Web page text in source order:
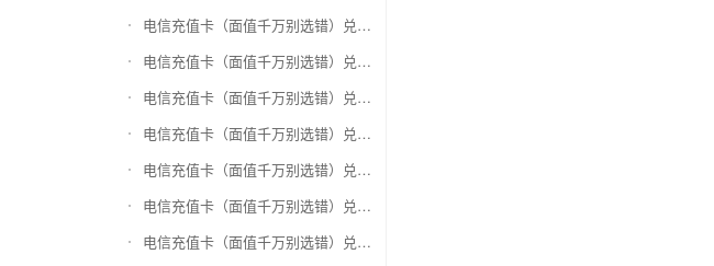
电信充值卡（面值千万别选错）兑换商盟卡
电信充值卡（面值千万别选错）兑换赢点生活卡
电信充值卡（面值千万别选错）兑换智惠卡
电信充值卡（面值千万别选错）兑换途牛商旅卡
电信充值卡（面值千万别选错）兑换天天一卡通
电信充值卡（面值千万别选错）兑换(易初)卜蜂莲花礼品卡
电信充值卡（面值千万别选错）兑换神州运通超级卡(运通网购卡)